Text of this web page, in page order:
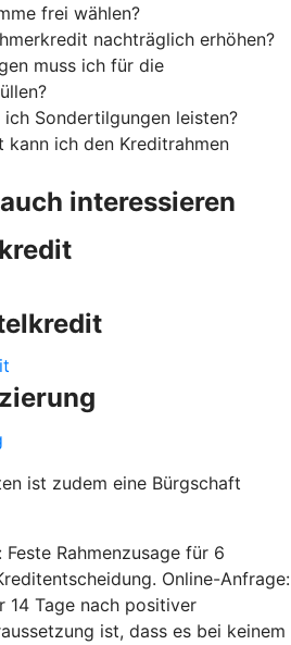
frei wählen?
nachträglich erhöhen?
muss ich für die
Sondertilgungen leisten?
kann ich den Kreditrahmen
interessieren
ist zudem eine Bürgschaft
Rahmenzusage für 6
Online-Anfrage:
14 Tage nach positiver
ist, dass es bei keinem